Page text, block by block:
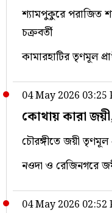
শ্যামপুকুরে পরাজিত
চক্রবর্তী
কামারহাটির তৃণমূল
04 May 2026 03:25
কোথায় কারা
চৌরঙ্গীতে জয়ী তৃণমূল
নওদা ও রেজিনগরে
04 May 2026 02:52